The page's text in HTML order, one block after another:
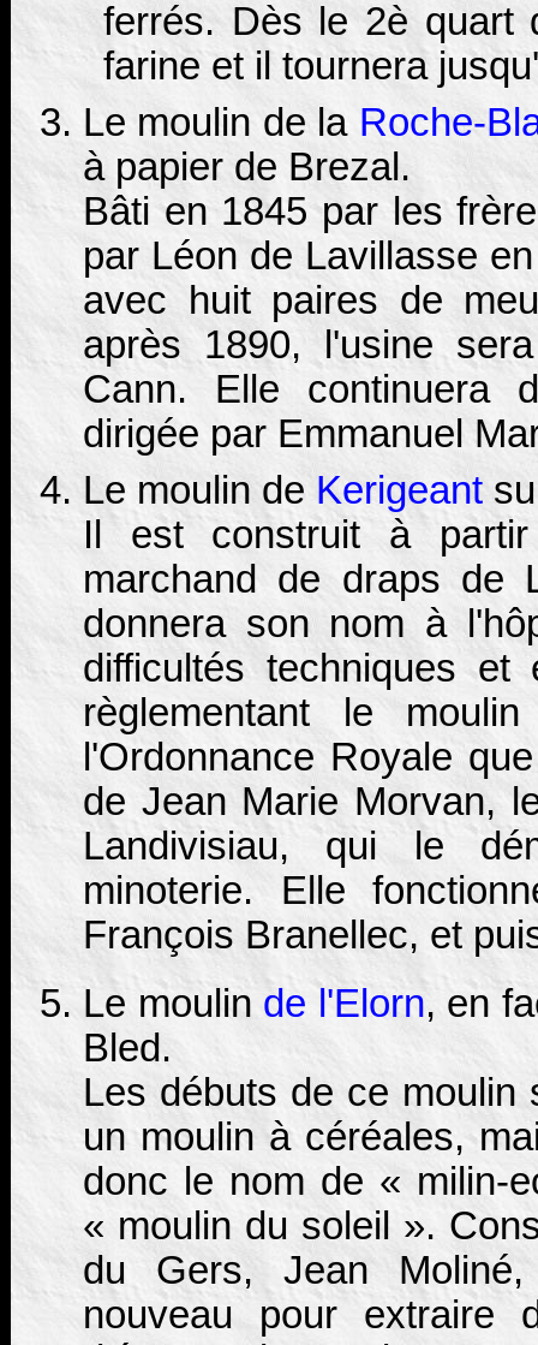
ferrés. Dès le 2è quart
farine et il tournera
Le moulin de la Roche-
à papier de Brezal.
Bâti en 1845 par les
par Léon de Lavillasse
avec huit paires de
après 1890, l'usine
Cann. Elle continuera
dirigée par Emmanuel
Le moulin de Kerigeant
Il est construit à partir
marchand de draps de
donnera son nom à
difficultés techniques et
règlementant le
l'Ordonnance Royale
de Jean Marie Morvan,
Landivisiau, qui le
minoterie. Elle
François Branellec, et
Le moulin de l'Elorn, en
Bled.
Les débuts de ce moulin
un moulin à céréales,
donc le nom de « milin-
« moulin du soleil ».
du Gers, Jean
nouveau pour